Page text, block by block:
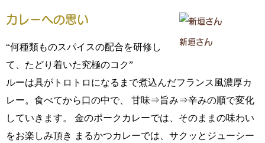
新垣さん
カレーへの思い
“何種類ものスパイスの配合を研修し
て、たどり着いた究極のコク”
ルーは具がトロトロになるまで煮込んだフランス風濃厚カ
レー。食べてから口の中で、 甘味⇒旨み⇒辛みの順で変化
していきます。 金のポークカレーでは、そのままの味わい
をお楽しみ頂き まるかつカレーでは、サクッとジューシー